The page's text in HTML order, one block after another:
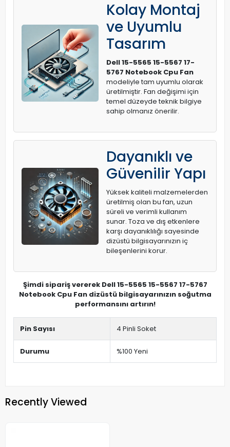
Kolay Montaj
ve Uyumlu
Tasarım
Dell 15-5565 15-5567 17-
5767 Notebook Cpu Fan
modeliyle tam uyumlu olarak
üretilmiştir. Fan değişimi için
temel düzeyde teknik bilgiye
sahip olmanız önerilir.
Dayanıklı ve
Güvenilir Yapı
Yüksek kaliteli malzemelerden
üretilmiş olan bu fan, uzun
süreli ve verimli kullanım
sunar. Toza ve dış etkenlere
karşı dayanıklılığı sayesinde
dizüstü bilgisayarınızın iç
bileşenlerini korur.
Şimdi sipariş vererek Dell 15-5565 15-5567 17-5767
Notebook Cpu Fan dizüstü bilgisayarınızın soğutma
performansını artırın!
Pin Sayısı 4 Pinli Soket
Durumu %100 Yeni
Recently Viewed